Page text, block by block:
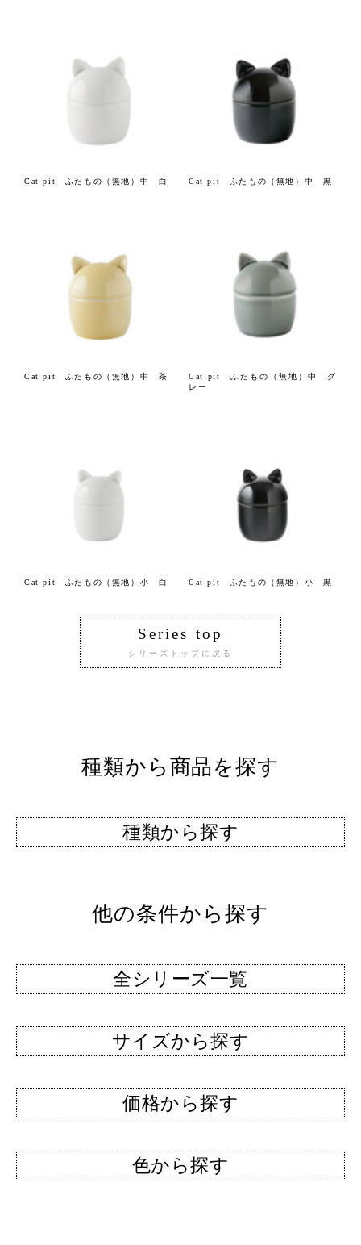
Cat pit ふたもの（無地）中 白 Cat pit ふたもの（無地）中 黒
Cat pit ふたもの（無地）中 茶
Cat pit ふたもの（無地）中 グ
レー
Cat pit ふたもの（無地）小 白 Cat pit ふたもの（無地）小 黒
Series top
シリーズトップに戻る
種類から商品を探す
種類から探す
他の条件から探す
全シリーズ一覧
サイズから探す
価格から探す
色から探す